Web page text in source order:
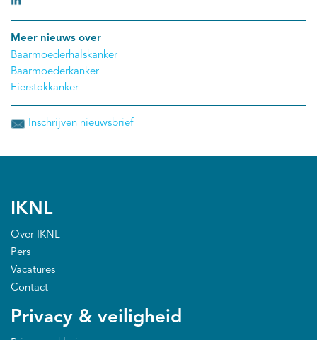
Meer nieuws over
Baarmoederhalskanker
Baarmoederkanker
Eierstokkanker
Inschrijven nieuwsbrief
IKNL
Over IKNL
Pers
Vacatures
Contact
Privacy & veiligheid